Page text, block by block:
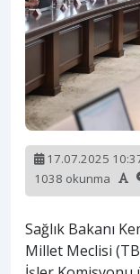
17.07.2025
1038 okunma
Sağlık Bakanı
Millet Meclisi